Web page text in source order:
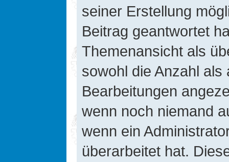
seiner Erstellung
Beitrag geantwortet
Themenansicht als
sowohl die Anzahl
Bearbeitungen
wenn noch niemand
wenn ein
überarbeitet hat.